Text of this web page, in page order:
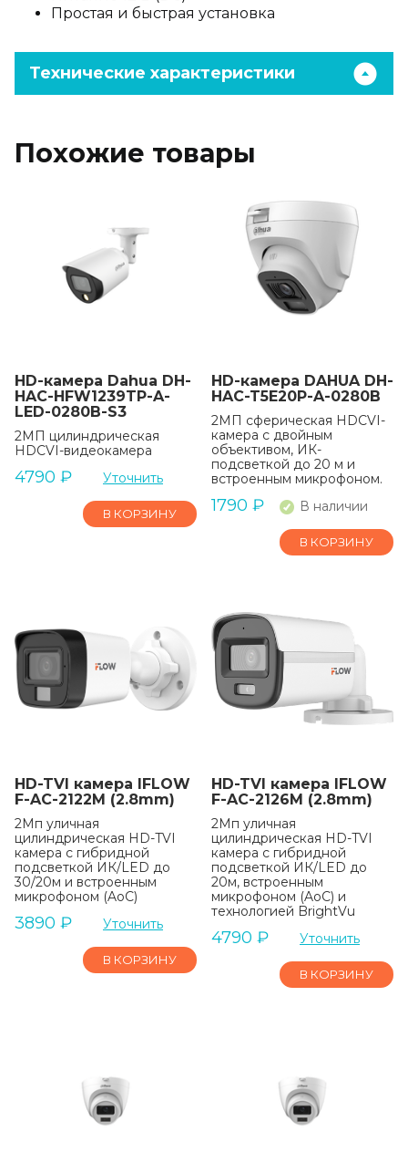
Простая и быстрая установка
Технические характеристики
Похожие товары
HD-камера Dahua DH-
HAC-HFW1239TP-A-
LED-0280B-S3
2МП цилиндрическая
HDCVI-видеокамера
4790 ₽ Уточнить
В КОРЗИНУ
HD-камера DAHUA DH-
HAC-T5E20P-A-0280B
2МП сферическая HDCVI-
камера с двойным
объективом, ИК-
подсветкой до 20 м и
встроенным микрофоном.
1790 ₽ В наличии
В КОРЗИНУ
HD-TVI камера IFLOW
F-AC-2122M (2.8mm)
2Мп уличная
цилиндрическая HD-TVI
камера с гибридной
подсветкой ИК/LED до
30/20м и встроенным
микрофоном (AoC)
3890 ₽ Уточнить
В КОРЗИНУ
HD-TVI камера IFLOW
F-AC-2126M (2.8mm)
2Мп уличная
цилиндрическая HD-TVI
камера с гибридной
подсветкой ИК/LED до
20м, встроенным
микрофоном (AoC) и
технологией BrightVu
4790 ₽ Уточнить
В КОРЗИНУ